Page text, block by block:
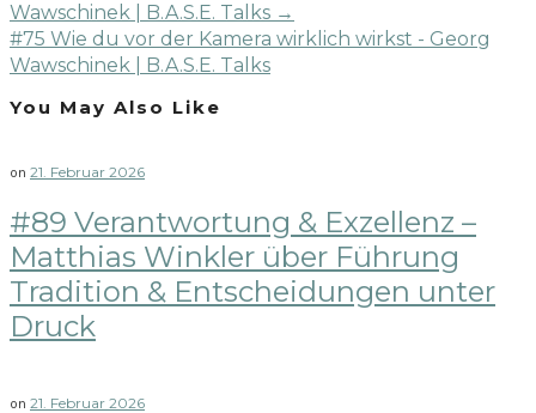
Wawschinek | B.A.S.E. Talks →
#75 Wie du vor der Kamera wirklich wirkst - Georg
Wawschinek | B.A.S.E. Talks
You May Also Like
on 21. Februar 2026
#89 Verantwortung & Exzellenz –
Matthias Winkler über Führung
Tradition & Entscheidungen unter
Druck
on 21. Februar 2026